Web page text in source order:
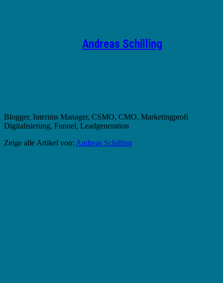
Andreas Schilling
Blogger, Interims Manager, CSMO, CMO, Marketingprofi
Digitalisierung, Funnel, Leadgeneration
Zeige alle Artikel von: Andreas Schilling